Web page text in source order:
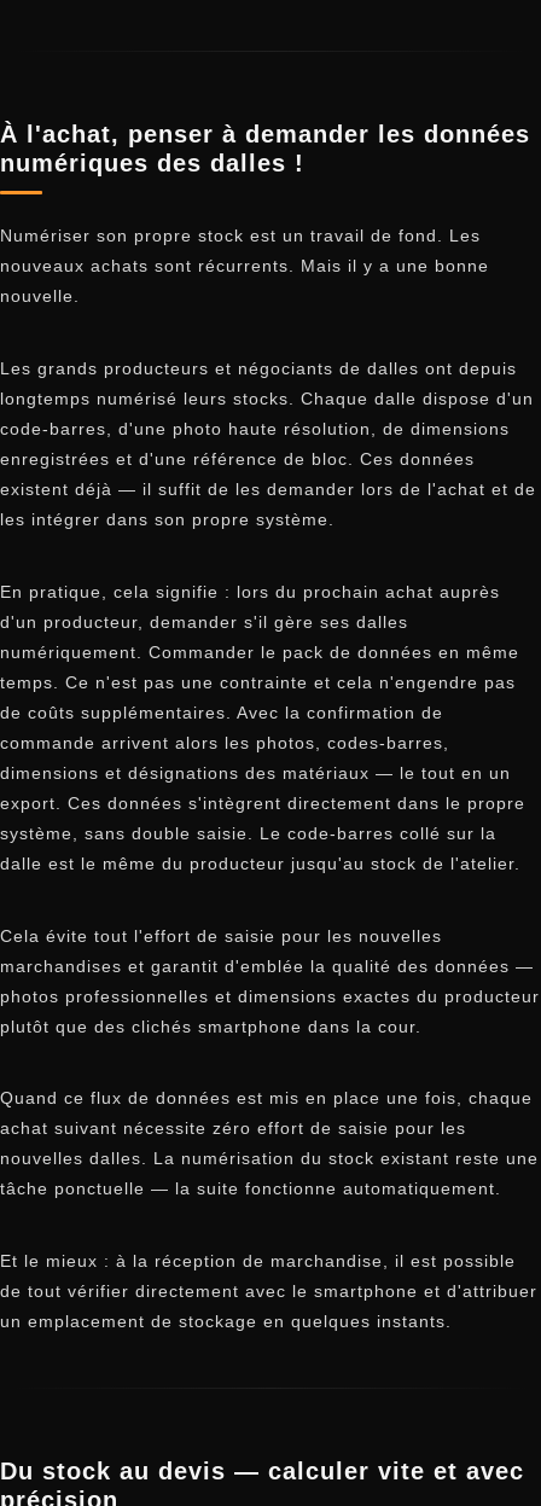
À l'achat, penser à demander les données
numériques des dalles !
Numériser son propre stock est un travail de fond. Les
nouveaux achats sont récurrents. Mais il y a une bonne
nouvelle.
Les grands producteurs et négociants de dalles ont depuis
longtemps numérisé leurs stocks. Chaque dalle dispose d'un
code-barres, d'une photo haute résolution, de dimensions
enregistrées et d'une référence de bloc. Ces données
existent déjà — il suffit de les demander lors de l'achat et de
les intégrer dans son propre système.
En pratique, cela signifie : lors du prochain achat auprès
d'un producteur, demander s'il gère ses dalles
numériquement. Commander le pack de données en même
temps. Ce n'est pas une contrainte et cela n'engendre pas
de coûts supplémentaires. Avec la confirmation de
commande arrivent alors les photos, codes-barres,
dimensions et désignations des matériaux — le tout en un
export. Ces données s'intègrent directement dans le propre
système, sans double saisie. Le code-barres collé sur la
dalle est le même du producteur jusqu'au stock de l'atelier.
Cela évite tout l'effort de saisie pour les nouvelles
marchandises et garantit d'emblée la qualité des données —
photos professionnelles et dimensions exactes du producteur
plutôt que des clichés smartphone dans la cour.
Quand ce flux de données est mis en place une fois, chaque
achat suivant nécessite zéro effort de saisie pour les
nouvelles dalles. La numérisation du stock existant reste une
tâche ponctuelle — la suite fonctionne automatiquement.
Et le mieux : à la réception de marchandise, il est possible
de tout vérifier directement avec le smartphone et d'attribuer
un emplacement de stockage en quelques instants.
Du stock au devis — calculer vite et avec
précision